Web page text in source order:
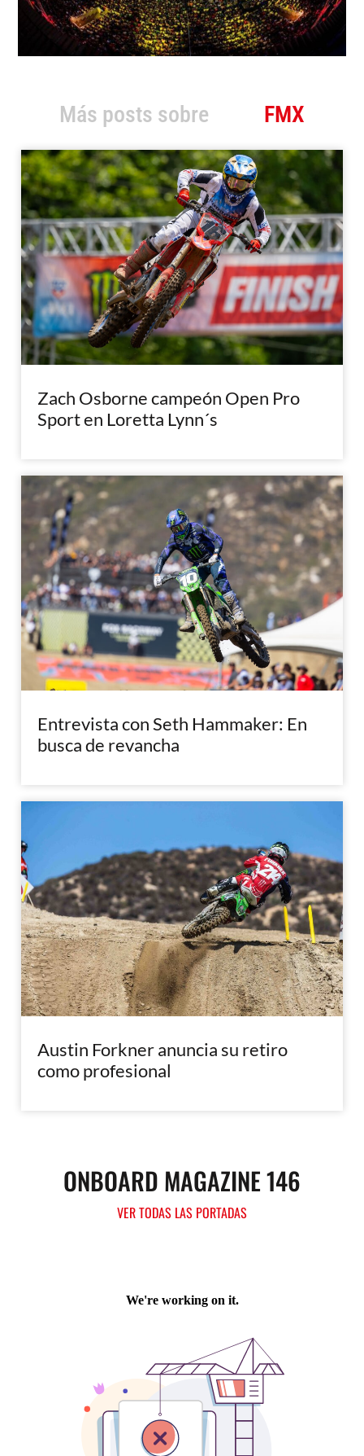
Más posts sobre FMX
Zach Osborne campeón Open Pro
Sport en Loretta Lynn´s
Entrevista con Seth Hammaker: En
busca de revancha
Austin Forkner anuncia su retiro
como profesional
ONBOARD MAGAZINE 146
VER TODAS LAS PORTADAS